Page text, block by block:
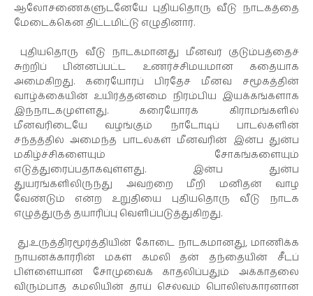
ஆலோசணைகளுடனேயே புதியதொரு வீடு நாடகத்தை
மேடைக்கென திட்டமிட்டு எழுதினார்.
புதியதொரு வீடு நாடகமானது மீனவர் குடும்பத்தைச்
சுற்றிப் பின்னப்பட்ட உணர்ச்சிமயமான கதையாக
அமைகிறது. கரையோரப் பிரதேச மீனவ சமூகத்தின்
வாழ்க்கையின் உயிர்த்தன்மை நிரம்பிய இயக்கங்களாக
இந்நாடகமுள்ளது. கரையோரக் கிராமங்களில்
மீனவரிடையே வழங்கும் நாடோடிப் பாடல்களின்
சந்தத்தில் அமைந்த பாடல்கள் மீனவரின் இன்ப துன்ப
மகிழ்ச்சிகளையும் சோகங்களையும்
எடுத்துரைப்பதாகவுள்ளது. இன்ப துன்ப
துயரங்களிலிருந்து அவற்றை மீறி மனிதன் வாழ
வேண்டும் என்ற உறுதியை புதியதொரு வீடு நாடக
எழுத்துருத் தயாரிப்பு வெளிப்படுத்துகிறது.
து.உருத்திரமூர்த்தியின் கோடை நாடகமானது, மாணிக்க
நாயனக்காரரின் மகள் கமலி தன் தந்தையின் சீடப்
பிள்ளையான சோமுவைக் காதலிப்பதும் அக்காதலை
விரும்பாத கமலியின் தாய் செல்வம் பொலிஸ்காரனான